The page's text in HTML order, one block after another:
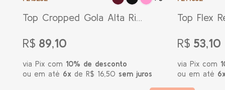
Top Cropped Gola Alta Rib
R$ 89,10
via Pix com 10% de desconto
ou em até 6x de R$ 16,50 sem juros
Top Flex
R$ 53,10
via Pix com
ou em até